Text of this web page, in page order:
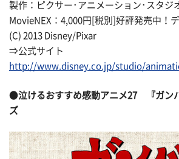
製作：ピクサー･アニメーション･スタジ
MovieNEX：4,000円[税別]好評発売中！
(C) 2013 Disney/Pixar
⇒公式サイト
http://www.disney.co.jp/studio/
●泣けるおすすめ感動アニメ27
『ガン
ズ